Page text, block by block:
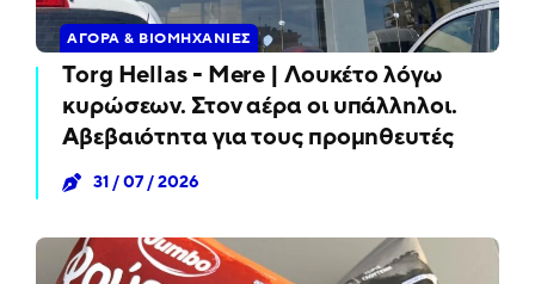
ΑΓΟΡΆ & ΒΙΟΜΗΧΑΝΊΕΣ
Torg Hellas - Mere | Λουκέτο λόγω
κυρώσεων. Στον αέρα οι υπάλληλοι.
Αβεβαιότητα για τους προμηθευτές
31 / 07 / 2026